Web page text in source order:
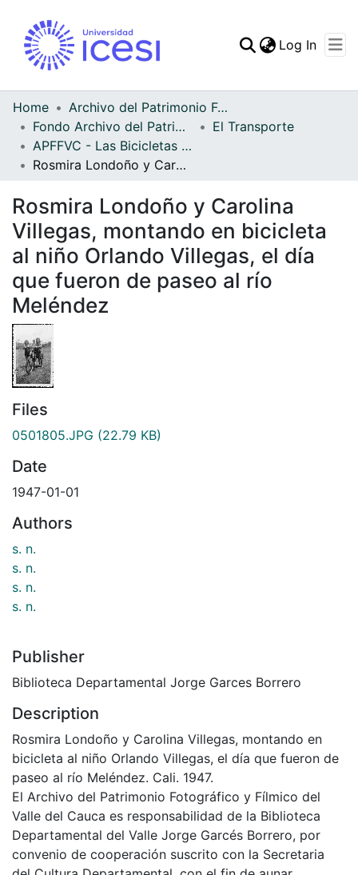
Statistics
Log In
Home
Archivo del Patrimonio Fotográfico y Fílmico del Valle del Cauca
Fondo Archivo del Patrimonio Fotográfico y Fílmico del Valle del Cauca
El Transporte
APFFVC - Las Bicicletas y Ca - Patrimonial
Rosmira Londoño y Carolina Villegas, montando en bicicleta al niño Orlando Villegas, el día que fueron de paseo al río Meléndez
Rosmira Londoño y Carolina
Villegas, montando en bicicleta
al niño Orlando Villegas, el día
que fueron de paseo al río
Meléndez
Files
0501805.JPG (22.79 KB)
Date
1947-01-01
Authors
s. n.
s. n.
s. n.
s. n.
Publisher
Biblioteca Departamental Jorge Garces Borrero
Description
Rosmira Londoño y Carolina Villegas, montando en
bicicleta al niño Orlando Villegas, el día que fueron de
paseo al río Meléndez. Cali. 1947.
El Archivo del Patrimonio Fotográfico y Fílmico del
Valle del Cauca es responsabilidad de la Biblioteca
Departamental del Valle Jorge Garcés Borrero, por
convenio de cooperación suscrito con la Secretaria